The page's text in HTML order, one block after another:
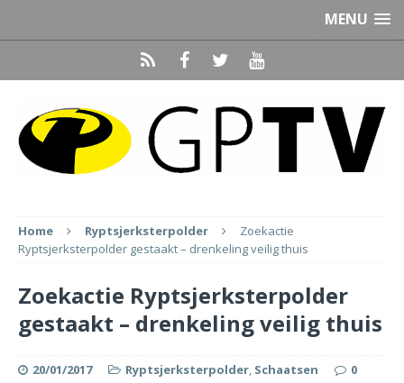
MENU
Home Ryptsjerksterpolder
Zoekactie
Ryptsjerksterpolder gestaakt – drenkeling veilig thuis
Zoekactie Ryptsjerksterpolder
gestaakt – drenkeling veilig thuis
20/01/2017 Ryptsjerksterpolder, Schaatsen 0